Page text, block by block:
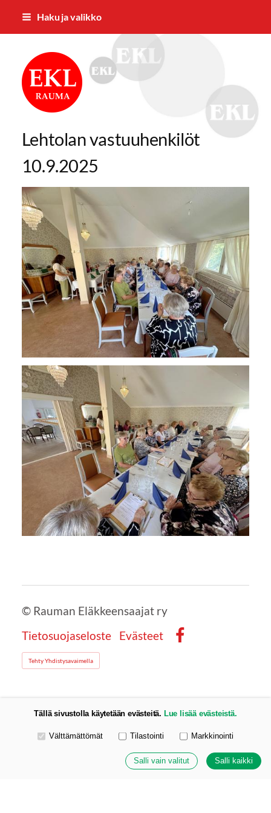
Siirry
Haku ja valikko
Rauman Eläkkeensaajat ry
Lehtolan vastuuhenkilöt
10.9.2025
© Rauman Eläkkeensaajat ry
Tietosuojaseloste
Evästeet
Tehty Yhdistysavaimella
Tällä sivustolla käytetään evästeitä. Lue lisää evästeistä.
Valitse käytettävät evästeet
Välttämättömät Tilastointi Markkinointi
Salli vain valitut Salli kaikki